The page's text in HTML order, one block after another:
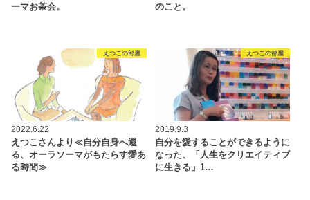
ーマお茶会。
のこと。
えつこの部屋
2022.6.22
えつこさんより≪自分自身へ還
る、オーラソーマがもたらす愛あ
る時間≫
えつこの部屋
2019.9.3
自分を愛することができるように
なった、「人生をクリエイティブ
に生きる」1…